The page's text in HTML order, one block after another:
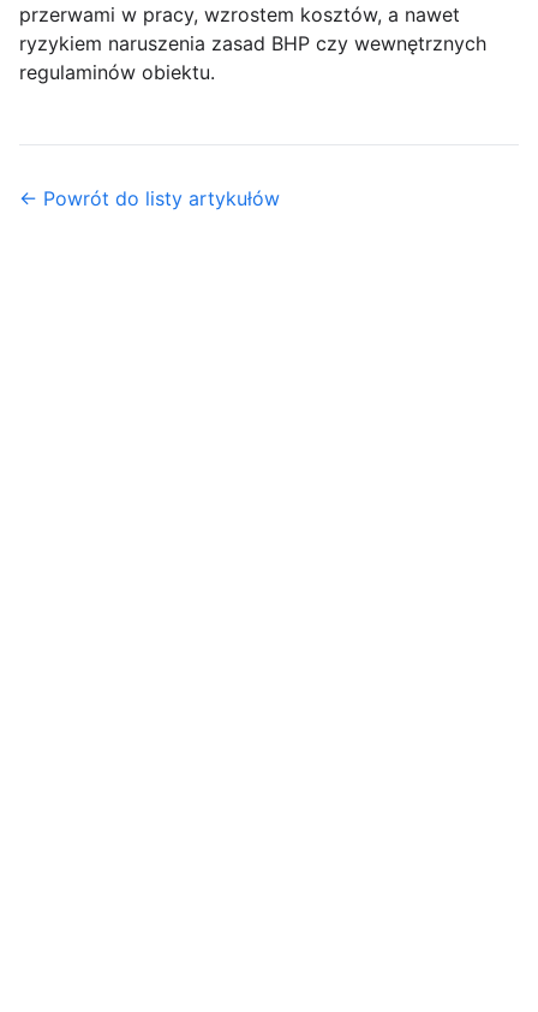
przerwami w pracy, wzrostem kosztów, a nawet
ryzykiem naruszenia zasad BHP czy wewnętrznych
regulaminów obiektu.
← Powrót do listy artykułów